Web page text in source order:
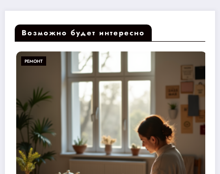
Возможно будет интересно